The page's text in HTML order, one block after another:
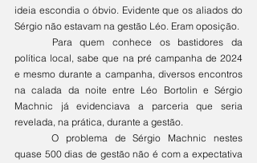
ideia escondia o óbvio. Evidente que os aliados do
Sérgio não estavam na gestão Léo. Eram oposição.
política local, sabe que na pré campanha de 2024
e mesmo durante a campanha, diversos encontros
na calada da noite entre Léo Bortolin e Sérgio
Machnic já evidenciava a parceria que seria
revelada, na prática, durante a gestão.
quase 500 dias de gestão não é com a expectativa